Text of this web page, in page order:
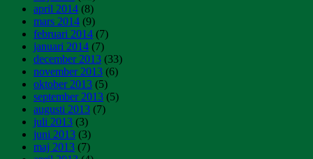
april 2014 (8)
mars 2014 (9)
februari 2014 (7)
januari 2014 (7)
december 2013 (33)
november 2013 (6)
oktober 2013 (5)
september 2013 (5)
augusti 2013 (7)
juli 2013 (3)
juni 2013 (3)
maj 2013 (7)